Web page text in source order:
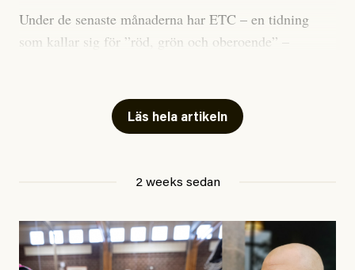
Under de senaste månaderna har ETC – en tidning
som kallar sig för ”röd, grön och oberoende” –
skriver för? Vad betyder det att vara en ”röd, grön och
oberoende” tidning? Och vad är egentligen bra
utpekas som israelisk infiltratör”. Enligt ingressen
handlar artikeln om en person vars ”bakgrund skapar
Läs hela artikeln
2 weeks sedan